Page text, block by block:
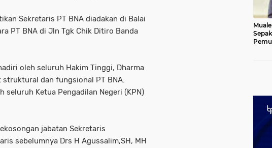
Sekretaris PT BNA diadakan di Balai
PT BNA di Jln Tgk Chik Ditiro Banda
oleh seluruh Hakim Tinggi, Dharma
dan fungsional PT BNA.
Ketua Pengadilan Negeri (KPN)
jabatan Sekretaris
sebelumnya Drs H Agussalim,SH, MH